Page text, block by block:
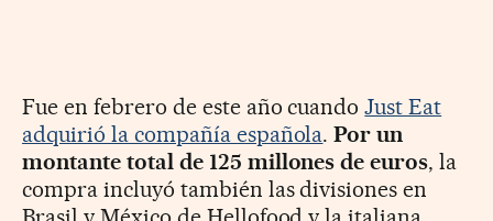
Fue en febrero de este año cuandoJust Eat
adquirió la compañía española.Por un
montante total de 125 millones de euros, la
compra incluyó también las divisiones en